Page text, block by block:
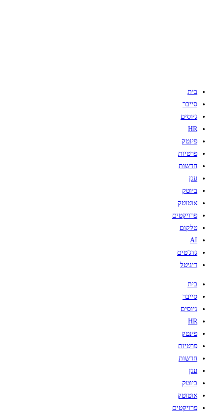
בית
סייבר
גיוסים
HR
פינטק
פרטיות
חדשות
ענן
ביוטק
אוטוטק
פרויקטים
טלקום
AI
גדג'טים
דיגיטל
בית
סייבר
גיוסים
HR
פינטק
פרטיות
חדשות
ענן
ביוטק
אוטוטק
פרויקטים